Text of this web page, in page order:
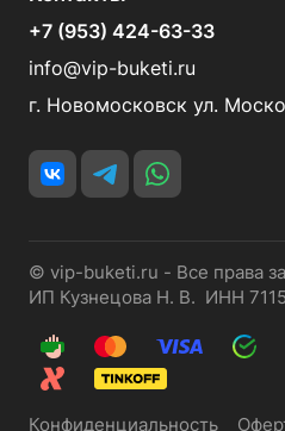
+7 (953) 424-63-33
info@vip-buketi.ru
г. Новомосковск ул.
© vip-buketi.ru - Все права
ИП Кузнецова Н. В. ИНН
Конфиденциальность